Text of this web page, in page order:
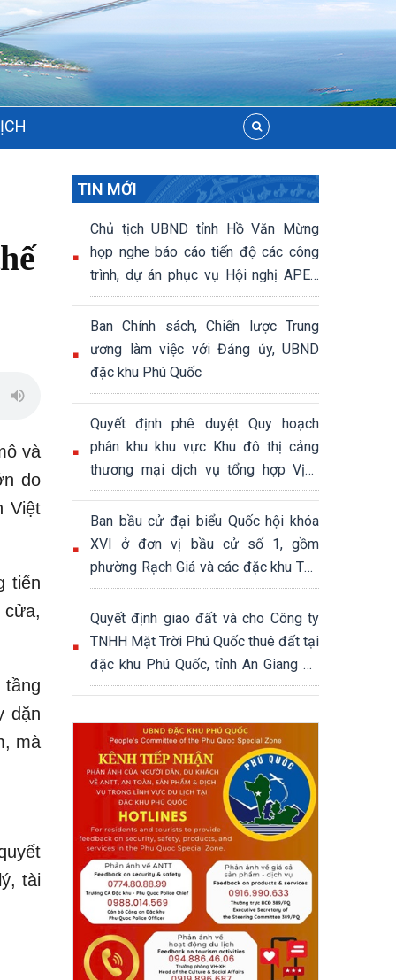
và
do
Việt
tiến
dặn
mà
tài
TIN MỚI
Chủ tịch UBND tỉnh Hồ Văn Mừng
họp nghe báo cáo tiến độ các công
trình, dự án phục vụ Hội nghị APEC
2027
Ban Chính sách, Chiến lược Trung
ương làm việc với Đảng ủy, UBND
đặc khu Phú Quốc
Quyết định phê duyệt Quy hoạch
phân khu khu vực Khu đô thị cảng
thương mại dịch vụ tổng hợp Vịnh
Đầm, đặc khu Phú Quốc, tỉnh An
Giang, tỷ lệ 1/2000, quy mô khoảng
339,04 ha
Ban bầu cử đại biểu Quốc hội khóa
XVI ở đơn vị bầu cử số 1, gồm
phường Rạch Giá và các đặc khu Thổ
Châu, Phú Quốc
Quyết định giao đất và cho Công ty
TNHH Mặt Trời Phú Quốc thuê đất tại
đặc khu Phú Quốc, tỉnh An Giang để
thực hiện Dự án Khu đô thị hỗn hợp